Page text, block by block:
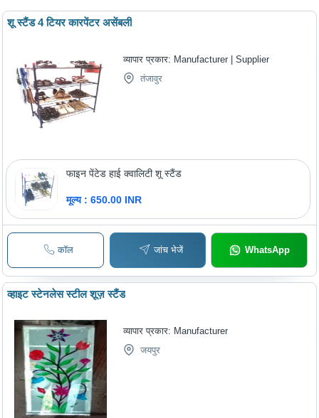
शू स्टैंड 4 टियर कारपेंटर असेंबली
व्यापार प्रकार: Manufacturer | Supplier
तंजावुर
फाइन पेंटेड हाई क्वालिटी शू स्टैंड
मूल्य : 650.00 INR
कॉल जांच भेजें WhatsApp
व्हाइट स्टेनलेस स्टील शूज़ स्टैंड
व्यापार प्रकार: Manufacturer
जयपुर